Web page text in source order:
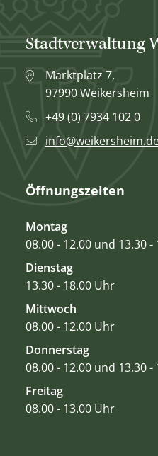
Stadtverwaltung
Marktplatz 7,
97990 Weikersheim
+49 (0) 7934 102 0
Öffnungszeiten
Montag
08.00 - 12.00 und 13.30 -
Dienstag
13.30 - 18.00 Uhr
Mittwoch
08.00 - 12.00 Uhr
Donnerstag
08.00 - 12.00 und 13.30 -
Freitag
08.00 - 13.00 Uhr